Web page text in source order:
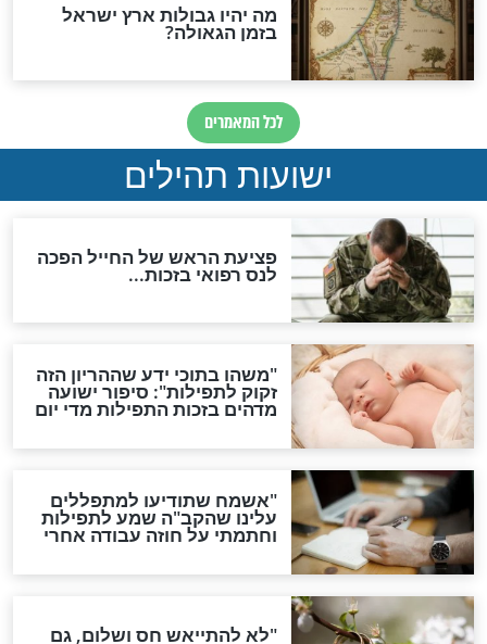
האם אפשר לחשב את הקץ?
מה יהיה בימות המשיח?
"לפני הגאולה תהיה אפיקורסות
והכחשה גדולה מאוד של
האמונה"
האם לאחר בוא המשיח יהיה
אפשר לחזור בתשובה?